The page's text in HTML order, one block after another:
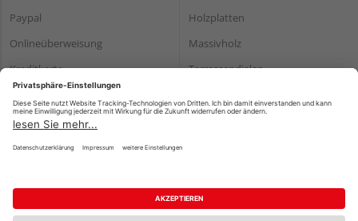
Paypal
Onlineüberweisung
Kreditkarte
*Bonität vorausgesetzt
Holzplatten
Massivholz
Terrassendielen
Impressum Datenschutz AGB
Barrierefreiheitserklärung
Vertrag widerrufen